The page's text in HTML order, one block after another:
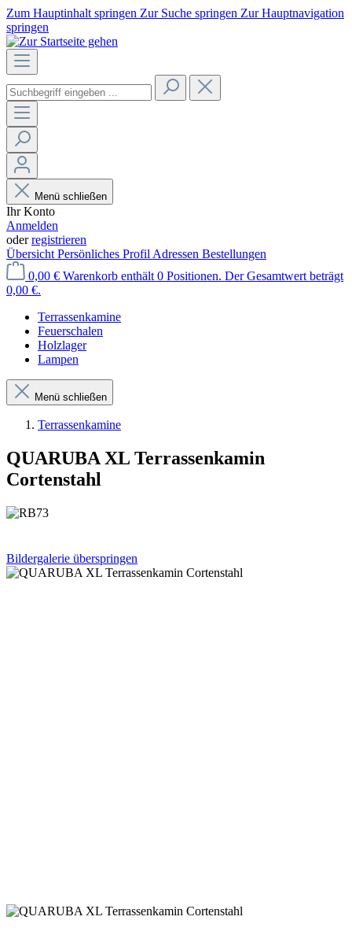
Zum Hauptinhalt springen Zur Suche springen Zur Hauptnavigation
springen
Menü schließen
Ihr Konto
Anmelden
oderregistrieren
Übersicht Persönliches Profil Adressen Bestellungen
0,00 € Warenkorb enthält 0 Positionen. Der Gesamtwert beträgt
0,00 €.
Terrassenkamine
Feuerschalen
Holzlager
Lampen
Menü schließen
Terrassenkamine
QUARUBA XL Terrassenkamin
Cortenstahl
Bildergalerie überspringen